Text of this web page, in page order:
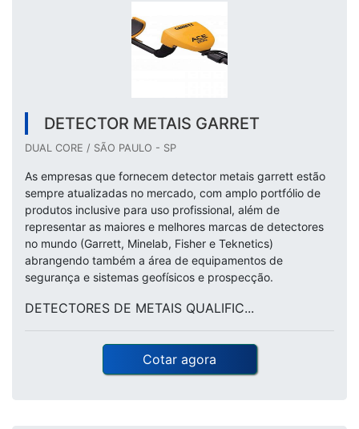
DETECTOR METAIS GARRET
DUAL CORE / SÃO PAULO - SP
As empresas que fornecem detector metais garrett estão
sempre atualizadas no mercado, com amplo portfólio de
produtos inclusive para uso profissional, além de
representar as maiores e melhores marcas de detectores
no mundo (Garrett, Minelab, Fisher e Teknetics)
abrangendo também a área de equipamentos de
segurança e sistemas geofísicos e prospecção.
DETECTORES DE METAIS QUALIFIC...
Cotar agora